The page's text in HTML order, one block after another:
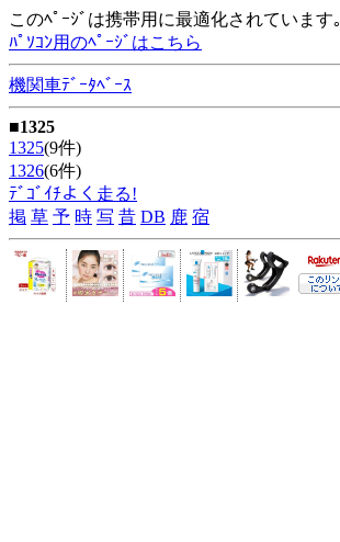
このﾍﾟｰｼﾞは携帯用に最適化されています｡
ﾊﾟｿｺﾝ用のﾍﾟｰｼﾞはこちら
機関車ﾃﾞｰﾀﾍﾞｰｽ
■1325
1325(9件)
1326(6件)
ﾃﾞｺﾞｲﾁよく走る!
掲 草 予 時 写 昔 DB 鹿 宿